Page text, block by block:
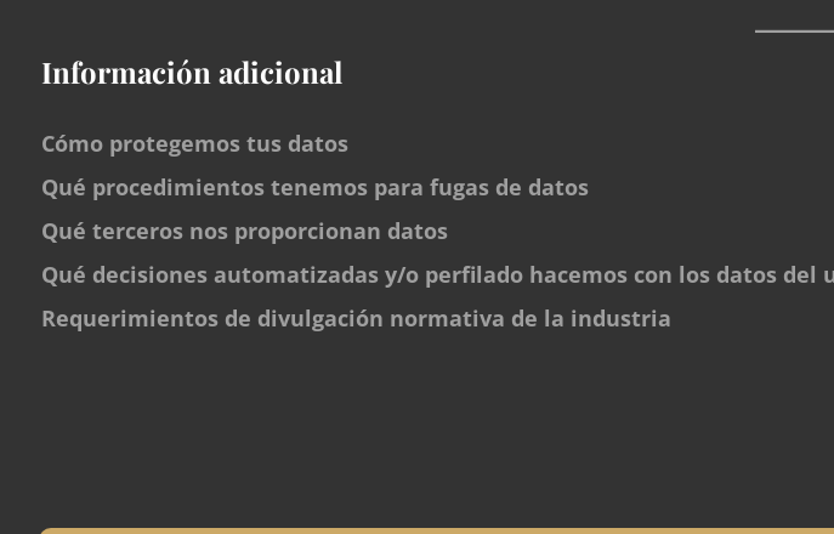
Información adicional
Cómo protegemos tus datos
Qué procedimientos tenemos para fugas de datos
Qué terceros nos proporcionan datos
Qué decisiones automatizadas y/o perfilado hacemos con los datos del
Requerimientos de divulgación normativa de la industria